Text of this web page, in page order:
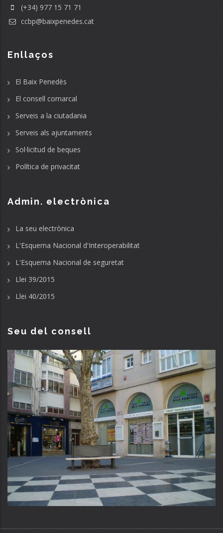
(+34) 977 15 71 71
ccbp@baixpenedes.cat
Enllaços
El Baix Penedès
El consell comarcal
Serveis a la ciutadania
Serveis als ajuntaments
Sol·licitud de beques
Política de privacitat
Admin. electrònica
La seu electrònica
L'Esquema Nacional d'Interoperabilitat
L'Esquema Nacional de seguretat
Llei 39/2015
Llei 40/2015
Seu del consell